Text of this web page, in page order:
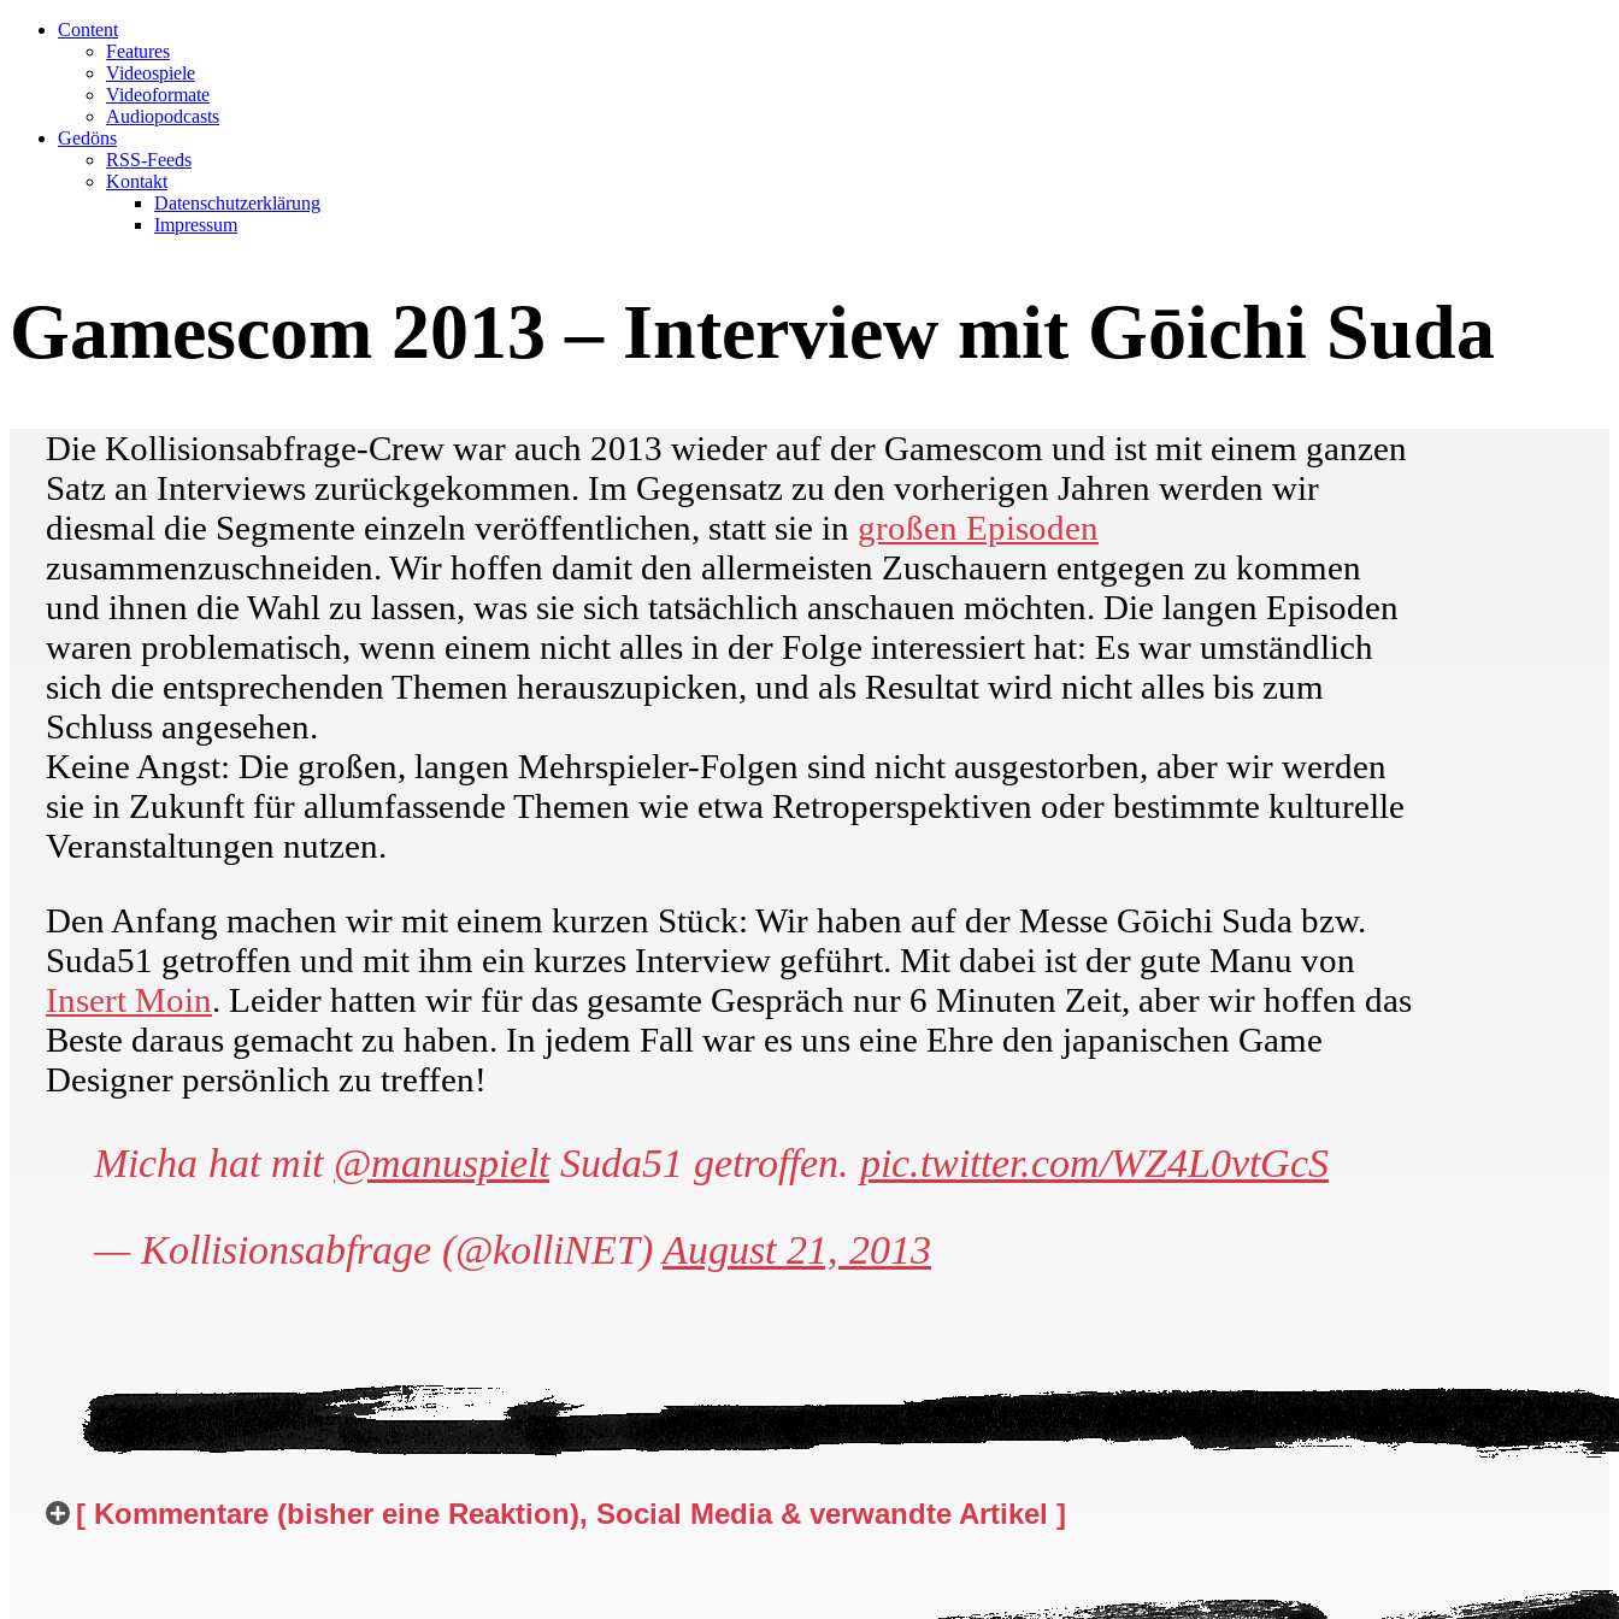
Content
Features
Videospiele
Videoformate
Audiopodcasts
Gedöns
RSS-Feeds
Kontakt
Datenschutzerklärung
Impressum
Gamescom 2013 – Interview mit Gōichi Suda
Die Kollisionsabfrage-Crew war auch 2013 wieder auf der Gamescom und ist mit einem ganzen
Satz an Interviews zurückgekommen. Im Gegensatz zu den vorherigen Jahren werden wir
diesmal die Segmente einzeln veröffentlichen, statt sie in großen Episoden
zusammenzuschneiden. Wir hoffen damit den allermeisten Zuschauern entgegen zu kommen
und ihnen die Wahl zu lassen, was sie sich tatsächlich anschauen möchten. Die langen Episoden
waren problematisch, wenn einem nicht alles in der Folge interessiert hat: Es war umständlich
sich die entsprechenden Themen herauszupicken, und als Resultat wird nicht alles bis zum
Schluss angesehen.
Keine Angst: Die großen, langen Mehrspieler-Folgen sind nicht ausgestorben, aber wir werden
sie in Zukunft für allumfassende Themen wie etwa Retroperspektiven oder bestimmte kulturelle
Veranstaltungen nutzen.
Den Anfang machen wir mit einem kurzen Stück: Wir haben auf der Messe Gōichi Suda bzw.
Suda51 getroffen und mit ihm ein kurzes Interview geführt. Mit dabei ist der gute Manu von
Insert Moin. Leider hatten wir für das gesamte Gespräch nur 6 Minuten Zeit, aber wir hoffen das
Beste daraus gemacht zu haben. In jedem Fall war es uns eine Ehre den japanischen Game
Designer persönlich zu treffen!
Micha hat mit @manuspieltSuda51 getroffen. pic.twitter.com/WZ4L0vtGcS
— Kollisionsabfrage (@kolliNET)August 21, 2013
[ Kommentare (bisher eine Reaktion), Social Media & verwandte Artikel ]